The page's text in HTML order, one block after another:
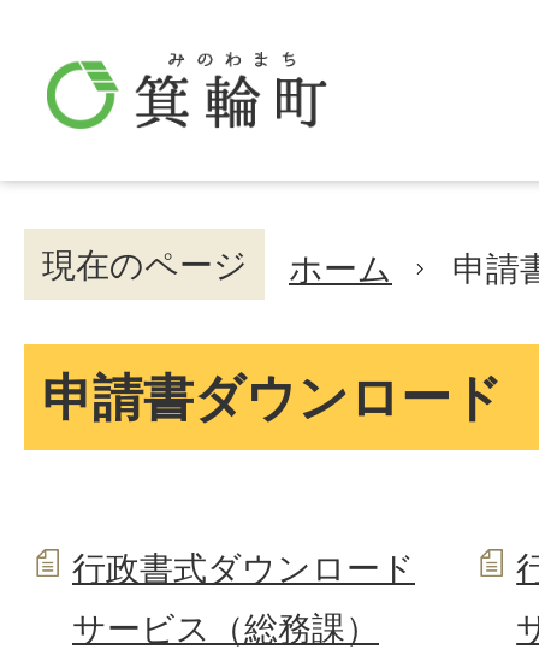
現在のページ ホーム 申請
申請書ダウンロード
行政書式ダウンロード
サービス（総務課）